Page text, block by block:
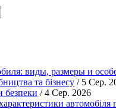
виды, размеры и
та бізнесу / 5 Сер.
безпеки / 4 Сер. 2026